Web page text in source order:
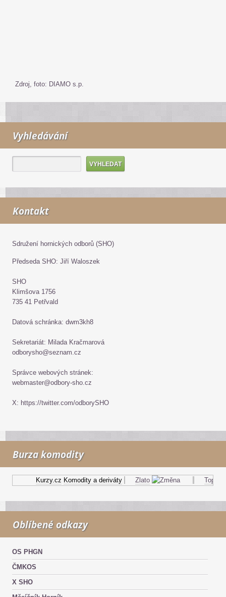
Zdroj, foto: DIAMO s.p.
Vyhledávání
Kontakt
Sdružení hornických odborů (SHO)
Předseda SHO: Jiří Waloszek
SHO
Klimšova 1756
735 41 Petřvald
Datová schránka: dwm3kh8
Sekretariát: Milada Kračmarová
odborysho@seznam.cz
Správce webových stránek:
webmaster@odbory-sho.cz
X: https://twitter.com/odborySHO
Burza komodity
Kurzy.cz Komodity a deriváty Zlato Topný
Oblíbené odkazy
OS PHGN
ČMKOS
X SHO